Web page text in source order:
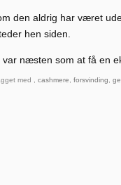
den aldrig har været
hen siden.
næsten som at få en
med , cashmere, forsvinding,